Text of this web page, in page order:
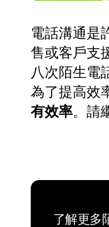
電話溝通是
售或客戶支
八次陌生電
為了提高效
有效率。請
了解更多